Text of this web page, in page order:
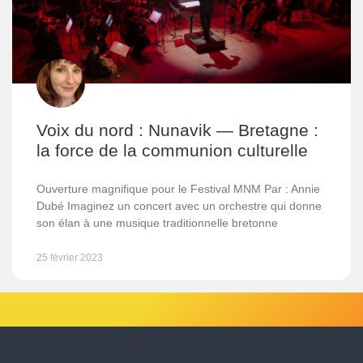
Voix du nord : Nunavik — Bretagne :
la force de la communion culturelle
Ouverture magnifique pour le Festival MNM Par : Annie
Dubé Imaginez un concert avec un orchestre qui donne
son élan à une musique traditionnelle bretonne
25 février 2023